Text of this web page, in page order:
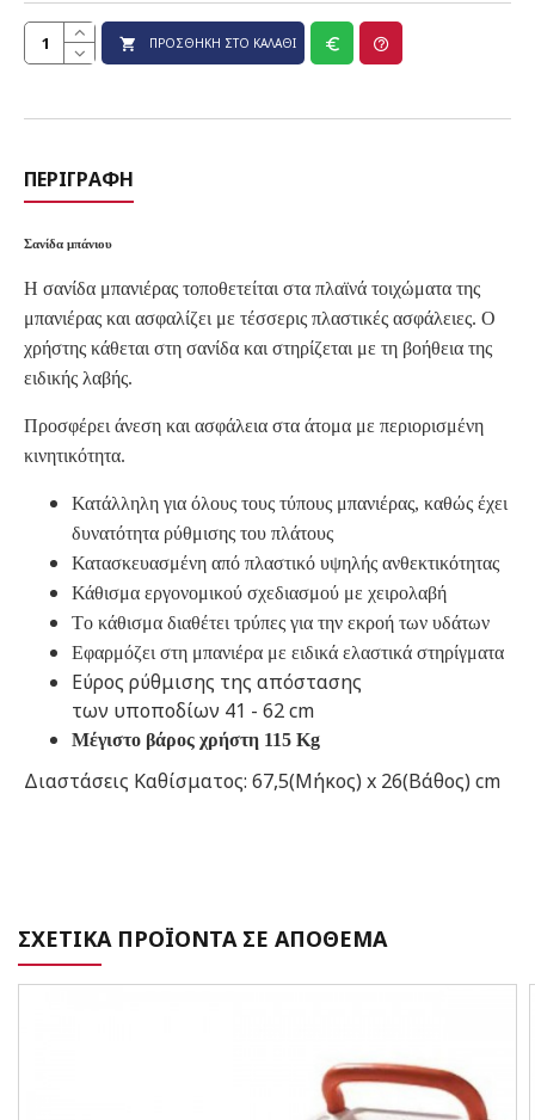
ΠΡΟΣΘΉΚΗ ΣΤΟ ΚΑΛΆΘΙ
ΠΕΡΙΓΡΑΦΉ
Σανίδα μπάνιου
Η σανίδα μπανιέρας τοποθετείται στα πλαϊνά τοιχώματα της
μπανιέρας και ασφαλίζει με τέσσερις πλαστικές ασφάλειες. Ο
χρήστης κάθεται στη σανίδα και στηρίζεται με τη βοήθεια της
ειδικής λαβής.
Προσφέρει άνεση και ασφάλεια στα άτομα με περιορισμένη
κινητικότητα.
Κατάλληλη για όλους τους τύπους μπανιέρας, καθώς έχει
δυνατότητα ρύθμισης του πλάτους
Κατασκευασμένη από πλαστικό υψηλής ανθεκτικότητας
Κάθισμα εργονομικού σχεδιασμού με χειρολαβή
Tο κάθισμα διαθέτει τρύπες για την εκροή των υδάτων
Εφαρμόζει στη μπανιέρα με ειδικά ελαστικά στηρίγματα
Εύρος ρύθμισης της απόστασης
των υποποδίων 41 - 62 cm
Μέγιστο βάρος χρήστη 115 Kg
Διαστάσεις Kαθίσματος: 67,5(Μήκος) x 26(Βάθος) cm
ΣΧΕΤΙΚΑ ΠΡΟΪΟΝΤΑ ΣΕ ΑΠΟΘΕΜΑ